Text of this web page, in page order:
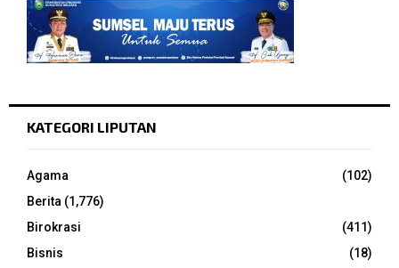
KATEGORI LIPUTAN
Agama
(102)
Berita (1,776)
Birokrasi
(411)
Bisnis
(18)